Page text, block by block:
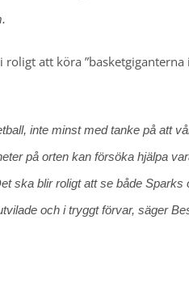
att köra
inte minst med tanke på att
på orten kan försöka hjälpa
ska blir roligt att se både Sparks
och i tryggt förvar, säger